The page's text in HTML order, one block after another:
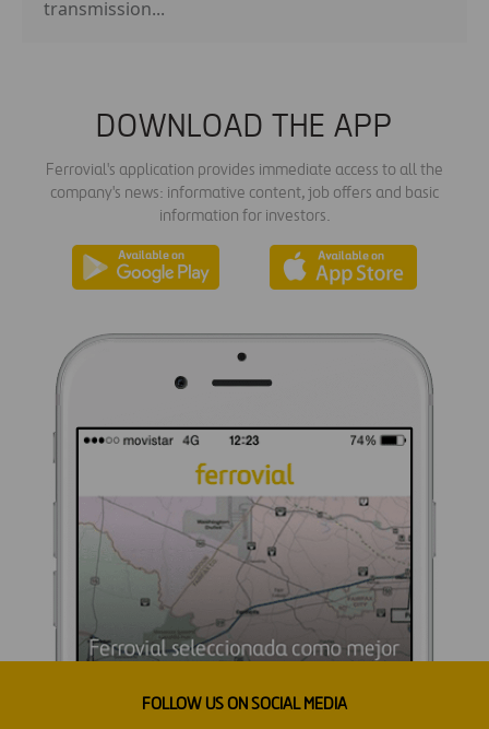
transmission...
DOWNLOAD THE APP
Ferrovial's application provides immediate access to all the
company's news: informative content, job offers and basic
information for investors.
FOLLOW US ON SOCIAL MEDIA